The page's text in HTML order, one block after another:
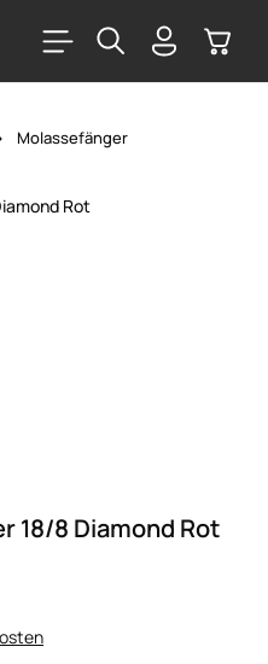
Molassefänger
18/8 Diamond Rot